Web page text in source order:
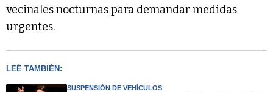
vecinales nocturnas para demandar medidas
urgentes.
LEÉ TAMBIÉN:
SUSPENSIÓN DE VEHÍCULOS